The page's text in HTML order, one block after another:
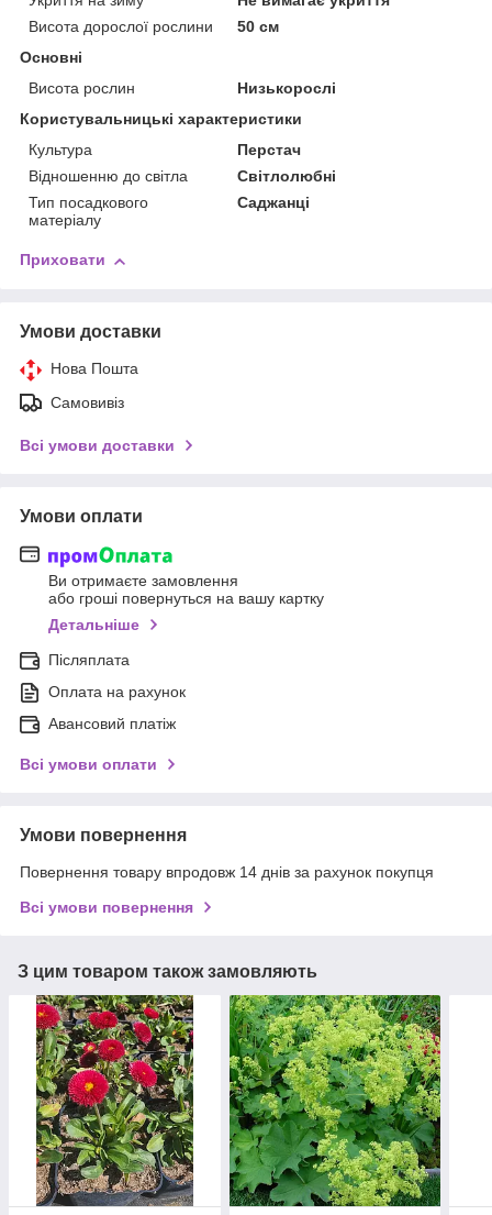
Висота дорослої рослини
50 см
Основні
Висота рослин
Низькорослі
Користувальницькі характеристики
Культура
Перстач
Відношенню до світла
Світлолюбні
Тип посадкового
матеріалу
Саджанці
Приховати
Умови доставки
Нова Пошта
Самовивіз
Всі умови доставки
Умови оплати
Ви отримаєте замовлення
або гроші повернуться на вашу картку
Детальніше
Післяплата
Оплата на рахунок
Авансовий платіж
Всі умови оплати
Умови повернення
Повернення товару впродовж 14 днів за рахунок покупця
Всі умови повернення
З цим товаром також замовляють